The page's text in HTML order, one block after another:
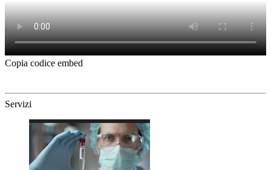
Copia codice embed
Servizi